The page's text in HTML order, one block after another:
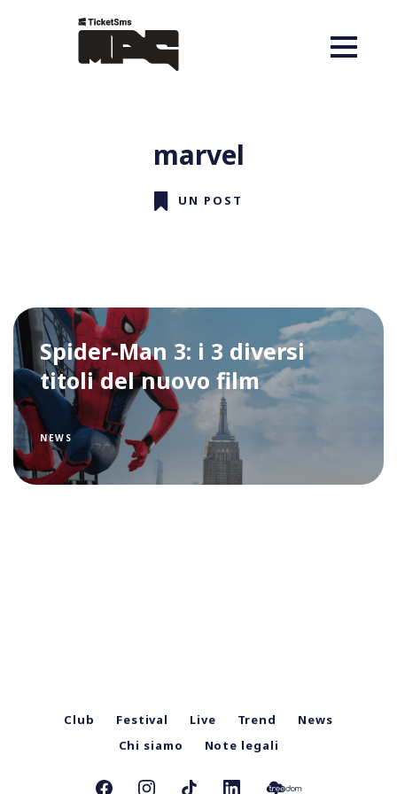
marvel
UN POST
Spider-Man 3: i 3 diversi
titoli del nuovo film
NEWS
Club Festival Live Trend
News
Chi siamo
Note legali